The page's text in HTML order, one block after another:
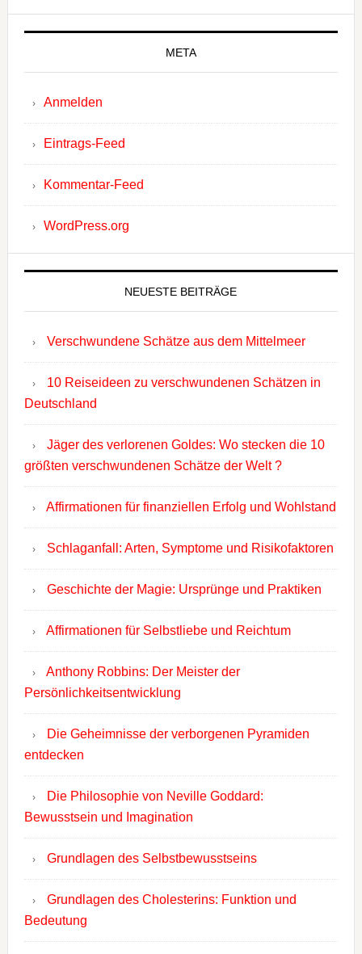
META
Anmelden
Eintrags-Feed
Kommentar-Feed
WordPress.org
NEUESTE BEITRÄGE
Verschwundene Schätze aus dem Mittelmeer
10 Reiseideen zu verschwundenen Schätzen in
Deutschland
Jäger des verlorenen Goldes: Wo stecken die 10
größten verschwundenen Schätze der Welt ?
Affirmationen für finanziellen Erfolg und Wohlstand
Schlaganfall: Arten, Symptome und Risikofaktoren
Geschichte der Magie: Ursprünge und Praktiken
Affirmationen für Selbstliebe und Reichtum
Anthony Robbins: Der Meister der
Persönlichkeitsentwicklung
Die Geheimnisse der verborgenen Pyramiden
entdecken
Die Philosophie von Neville Goddard:
Bewusstsein und Imagination
Grundlagen des Selbstbewusstseins
Grundlagen des Cholesterins: Funktion und
Bedeutung